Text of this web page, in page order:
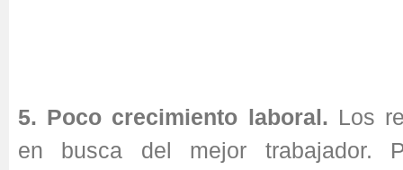
5. Poco crecimiento laboral. Los
en busca del mejor trabajador.